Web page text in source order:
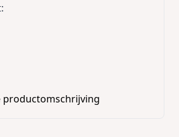
:
productomschrijving